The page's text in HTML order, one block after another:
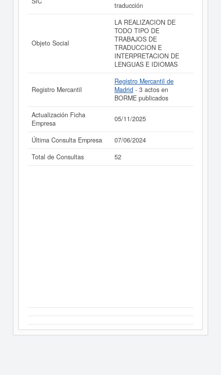
traducción
Objeto Social
LA REALIZACION DE
TODO TIPO DE
TRABAJOS DE
TRADUCCION E
INTERPRETACION DE
LENGUAS E IDIOMAS
Registro Mercantil
Registro Mercantil de
Madrid - 3 actos en
BORME publicados
Actualización Ficha
Empresa
05/11/2025
Última Consulta Empresa
07/06/2024
Total de Consultas
52